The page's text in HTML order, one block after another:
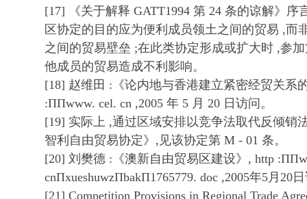
[17] 《关于解释 GATT1994 第 24 条的谅解》序
区协定的目的应为便利成员领土之间的贸易 ,而
之间的贸易壁垒 ;在此类协定形成或扩大时 ,参
他成员的贸易造成不利影响。
[18] 赵维田 :《论内地与香港建立紧密经贸关系
:ΠΠwww. cel. cn ,2005 年 5 月 20 日访问。
[19] 实际上 ,通过区域安排以竞争法取代反倾销
智利自由贸易协定》,见该协定第 M - 01 条。
[20] 刘樊德 :《澳新自由贸易区建设》, http
cnΠxueshuwzΠbakΠ1765779. doc ,2005年5月20
[21] Competition Provisions in Regional Trade